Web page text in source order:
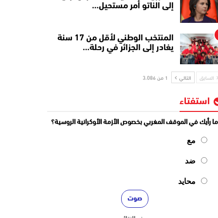
إلى الناتو أمر مستحيل…
المنتخب الوطني لأقل من 17 سنة
يغادر إلى الجزائر في رحلة…
السابق التالي 1 من 3٬086
استفتاء
ما رأيك في الموقف المغربي بخصوص الأزمة الأوكرانية الروسية؟
مع
ضد
محايد